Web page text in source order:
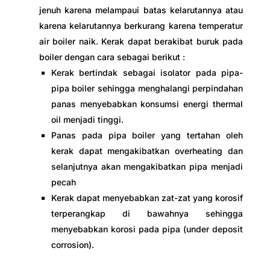
jenuh karena melampaui batas kelarutannya atau
karena kelarutannya berkurang karena temperatur
air boiler naik. Kerak dapat berakibat buruk pada
boiler dengan cara sebagai berikut :
Kerak bertindak sebagai isolator pada pipa-
pipa boiler sehingga menghalangi perpindahan
panas menyebabkan konsumsi energi thermal
oil menjadi tinggi.
Panas pada pipa boiler yang tertahan oleh
kerak dapat mengakibatkan overheating dan
selanjutnya akan mengakibatkan pipa menjadi
pecah
Kerak dapat menyebabkan zat-zat yang korosif
terperangkap di bawahnya sehingga
menyebabkan korosi pada pipa (under deposit
corrosion).